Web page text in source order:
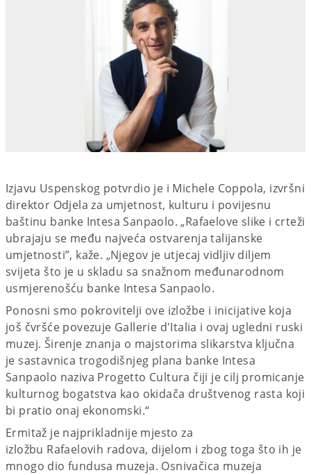
Izjavu Uspenskog potvrdio je i Michele Coppola, izvršni
direktor Odjela za umjetnost, kulturu i povijesnu
baštinu banke Intesa Sanpaolo. „Rafaelove slike i crteži
ubrajaju se među najveća ostvarenja talijanske
umjetnosti”, kaže. „Njegov je utjecaj vidljiv diljem
svijeta što je u skladu sa snažnom međunarodnom
usmjerenošću banke Intesa Sanpaolo.
Ponosni smo pokrovitelji ove izložbe i inicijative koja
još čvršće povezuje Gallerie d'Italia i ovaj ugledni ruski
muzej. Širenje znanja o majstorima slikarstva ključna
je sastavnica trogodišnjeg plana banke Intesa
Sanpaolo naziva Progetto Cultura čiji je cilj promicanje
kulturnog bogatstva kao okidača društvenog rasta koji
bi pratio onaj ekonomski.“
Ermitaž je najprikladnije mjesto za
izložbu Rafaelovih radova, dijelom i zbog toga što ih je
mnogo dio fundusa muzeja. Osnivačica muzeja